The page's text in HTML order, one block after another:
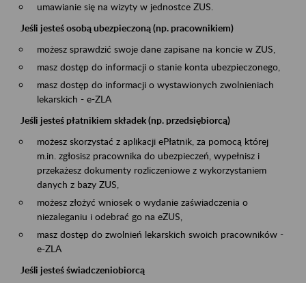
umawianie się na wizyty w jednostce ZUS.
Jeśli jesteś osobą ubezpieczoną (np. pracownikiem)
możesz sprawdzić swoje dane zapisane na koncie w ZUS,
masz dostęp do informacji o stanie konta ubezpieczonego,
masz dostęp do informacji o wystawionych zwolnieniach
lekarskich - e-ZLA
Jeśli jesteś płatnikiem składek (np. przedsiębiorcą)
możesz skorzystać z aplikacji ePłatnik, za pomocą której
m.in. zgłosisz pracownika do ubezpieczeń, wypełnisz i
przekażesz dokumenty rozliczeniowe z wykorzystaniem
danych z bazy ZUS,
możesz złożyć wniosek o wydanie zaświadczenia o
niezaleganiu i odebrać go na eZUS,
masz dostęp do zwolnień lekarskich swoich pracowników -
e-ZLA
Jeśli jesteś świadczeniobiorcą